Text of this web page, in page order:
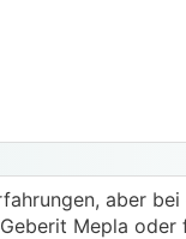
aber
Mepla oder